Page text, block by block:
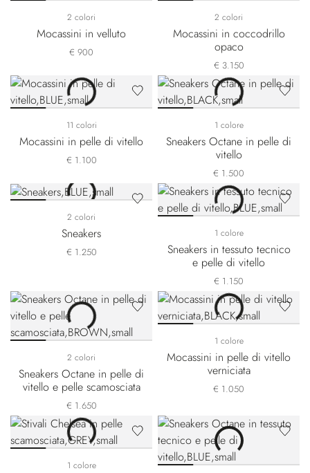
2 colori
Mocassini in velluto
€ 900
2 colori
Mocassini in coccodrillo
opaco
€ 3.150
11 colori
Mocassini in pelle di vitello
€ 1.100
1 colore
Sneakers Octane in pelle di
vitello
€ 1.500
2 colori
Sneakers
€ 1.250
1 colore
Sneakers in tessuto tecnico
e pelle di vitello
€ 1.150
2 colori
Sneakers Octane in pelle di
vitello e pelle scamosciata
€ 1.650
1 colore
Mocassini in pelle di vitello
verniciata
€ 1.050
1 colore